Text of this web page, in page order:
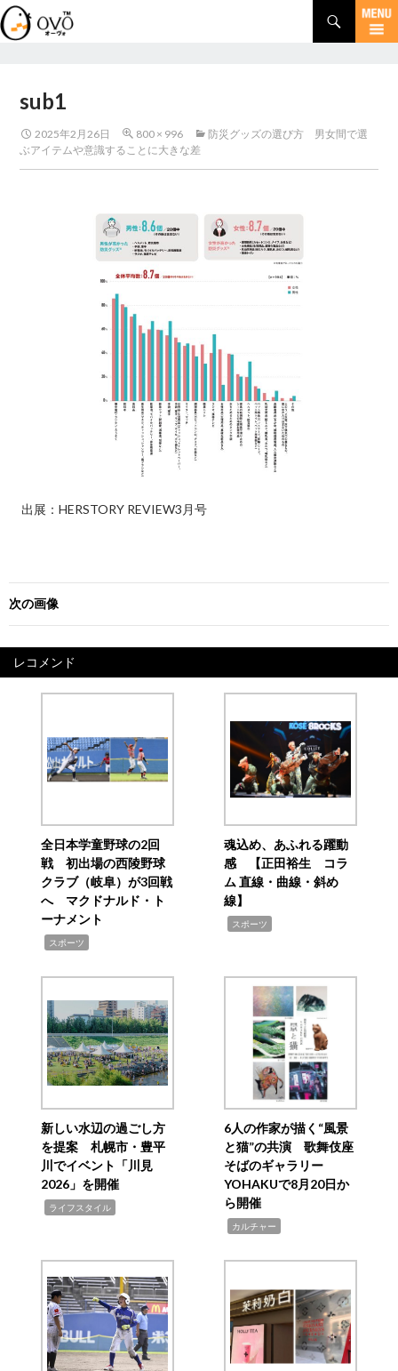
検
索
コ
sub1
2025年2月26日 800 × 996
防災グッズの選び方 男女間で選
ぶアイテムや意識することに大きな差
出展：HERSTORY REVIEW3月号
次の画像
レコメンド
全日本学童野球の2回
戦 初出場の西陵野球
クラブ（岐阜）が3回戦
へ マクドナルド・ト
ーナメント
スポーツ
魂込め、あふれる躍動
感 【正田裕生 コラ
ム 直線・曲線・斜め
線】
スポーツ
新しい水辺の過ごし方
を提案 札幌市・豊平
川でイベント「川見
2026」を開催
ライフスタイル
6人の作家が描く“風景
と猫”の共演 歌舞伎座
そばのギャラリー
YOHAKUで8月20日か
ら開催
カルチャー